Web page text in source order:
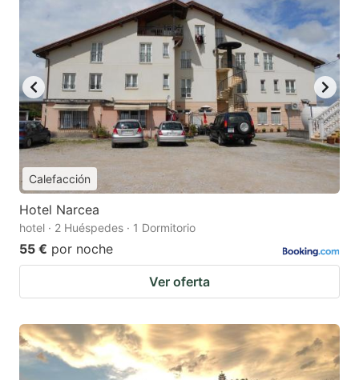
Calefacción
Hotel Narcea
hotel · 2 Huéspedes · 1 Dormitorio
55 € por noche
Ver oferta